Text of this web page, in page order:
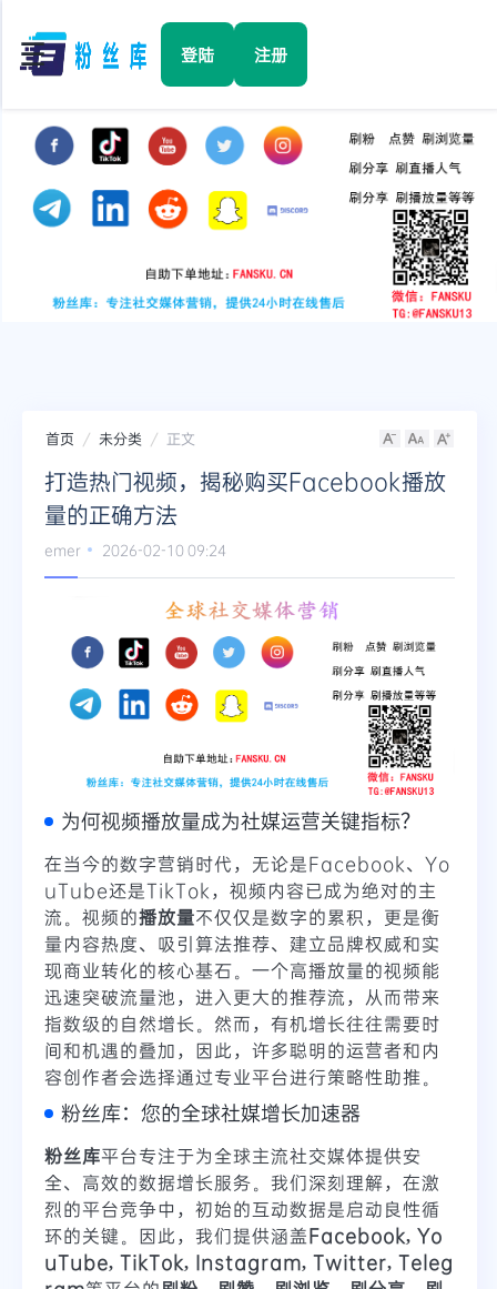
☰ 登陆 注册
Facebook
TikTok
YouTube
Twitter
首页 未分类 正文
打造热门视频，揭秘购买Facebook播放
量的正确方法
emer 2026-02-10 09:24
为何视频播放量成为社媒运营关键指标？
在当今的数字营销时代，无论是Facebook、Yo
uTube还是TikTok，视频内容已成为绝对的主
流。视频的播放量不仅仅是数字的累积，更是衡
量内容热度、吸引算法推荐、建立品牌权威和实
现商业转化的核心基石。一个高播放量的视频能
迅速突破流量池，进入更大的推荐流，从而带来
指数级的自然增长。然而，有机增长往往需要时
间和机遇的叠加，因此，许多聪明的运营者和内
容创作者会选择通过专业平台进行策略性助推。
粉丝库：您的全球社媒增长加速器
粉丝库平台专注于为全球主流社交媒体提供安
全、高效的数据增长服务。我们深刻理解，在激
烈的平台竞争中，初始的互动数据是启动良性循
环的关键。因此，我们提供涵盖Facebook, Yo
uTube, TikTok, Instagram, Twitter, Teleg